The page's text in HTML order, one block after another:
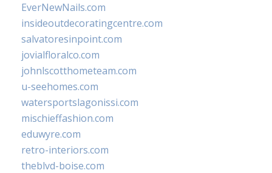
EverNewNails.com
insideoutdecoratingcentre.com
salvatoresinpoint.com
jovialfloralco.com
johnlscotthometeam.com
u-seehomes.com
watersportslagonissi.com
mischieffashion.com
eduwyre.com
retro-interiors.com
theblvd-boise.com